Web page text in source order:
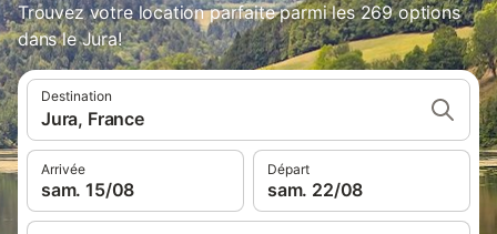
Trouvez votre location parfaite parmi les 269 options
dans le Jura!
Destination
Jura, France
Arrivée
sam. 15/08
Départ
sam. 22/08